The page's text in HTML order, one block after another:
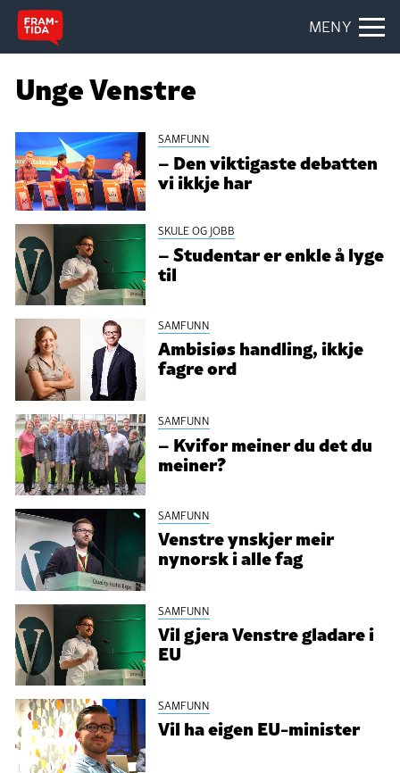
MENY
Unge Venstre
SAMFUNN
– Den viktigaste debatten
vi ikkje har
SKULE OG JOBB
– Studentar er enkle å lyge
til
SAMFUNN
Ambisiøs handling, ikkje
fagre ord
SAMFUNN
– Kvifor meiner du det du
meiner?
SAMFUNN
Venstre ynskjer meir
nynorsk i alle fag
SAMFUNN
Vil gjera Venstre gladare i
EU
SAMFUNN
Vil ha eigen EU-minister